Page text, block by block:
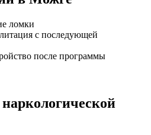
ломки
с последующей
после программы